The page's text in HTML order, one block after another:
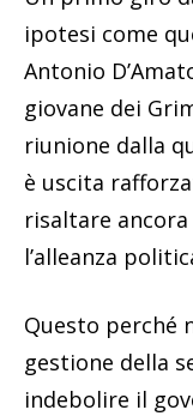
ipotesi come
Antonio
giovane dei
riunione dalla
è uscita
risaltare
l’alleanza
Questo perché
gestione della
indebolire il